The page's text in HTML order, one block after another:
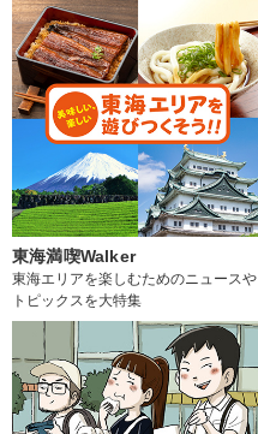
東海満喫Walker
東海エリアを楽しむためのニュースや
トピックスを大特集